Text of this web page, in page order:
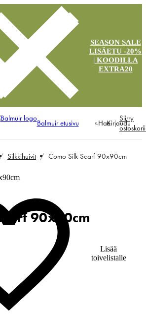
SEASON SALE
LISÄETU -20%
| KOODILLA
EXTRA20
Balmuir etusivu HaeKirjaudu
Siirry
Silkkihuivit Como Silk Scarf 90x90cm
Lisää
toivelistalle
90x90cm